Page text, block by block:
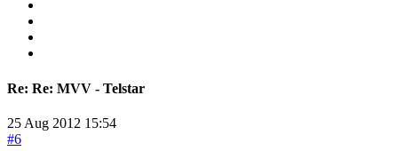
Re: Re: MVV - Telstar
25 Aug 2012 15:54
#6